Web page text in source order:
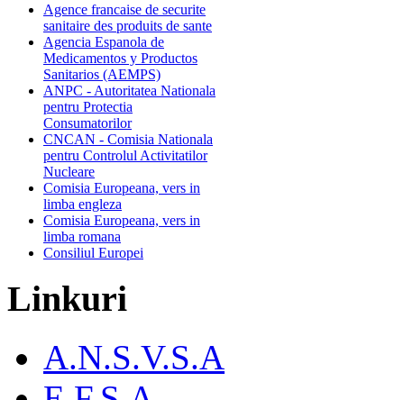
Agence francaise de securite
sanitaire des produits de sante
Agencia Espanola de
Medicamentos y Productos
Sanitarios (AEMPS)
ANPC - Autoritatea Nationala
pentru Protectia
Consumatorilor
CNCAN - Comisia Nationala
pentru Controlul Activitatilor
Nucleare
Comisia Europeana, vers in
limba engleza
Comisia Europeana, vers in
limba romana
Consiliul Europei
Linkuri
A.N.S.V.S.A